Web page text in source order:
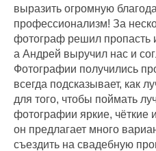
выразить огромную
профессионализм! За
фотограф решил пропасть
а Андрей выручил нас и
Фотографии получились
всегда подсказывает, как
для того, чтобы поймать
фотографии яркие, чёткие
он предлагает много
съездить на свадебную